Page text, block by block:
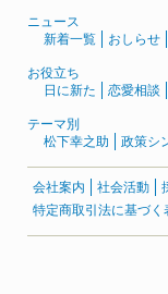
ニュース
新着一覧
おしらせ
お役立ち
日に新た
恋愛相談
テーマ別
松下幸之助
政策シ
会社案内 社会活動
特定商取引法に基づく